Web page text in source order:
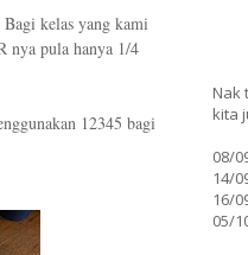
kelas yang kami
nya pula hanya 1/4
12345 bagi
Nak
kita
08/
14/
16/
05/